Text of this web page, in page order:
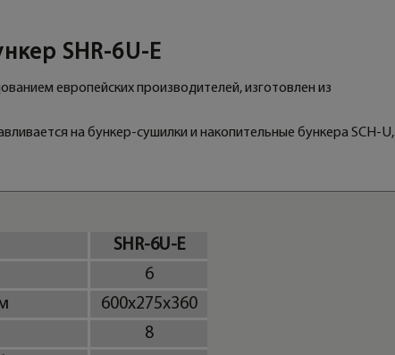
SHR-6U-E
европейских производителей, изготовлен из
на бункер-сушилки и накопительные бункера SCH-U,
SHR-6U-E
6
600x275x360
8